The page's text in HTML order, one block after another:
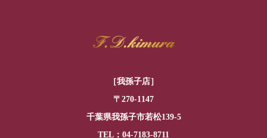
［我孫子店］
〒270-1147
千葉県我孫子市若松139-5
TEL：04-7183-8711